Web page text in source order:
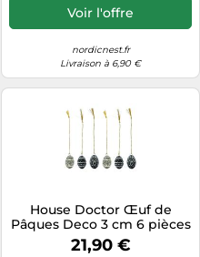
Voir l'offre
nordicnest.fr
Livraison à 6,90 €
House Doctor Œuf de
Pâques Deco 3 cm 6 pièces
Black-offwhite
21,90 €